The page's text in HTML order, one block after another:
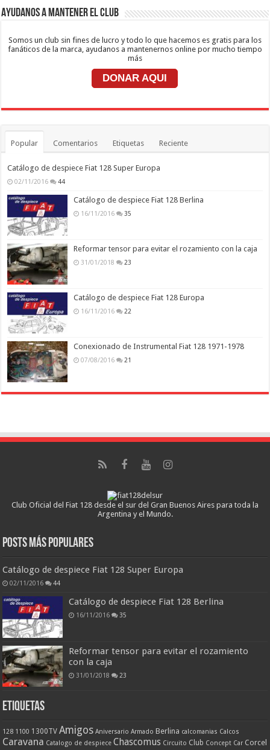
Ayudanos a mantener el club
Somos un club sin fines de lucro y todo lo que hacemos es gratis para los
fanáticos de la marca, ayudanos a mantenernos online por mucho tiempo
más
DONAR AQUI
Popular Comentarios Etiquetas Reciente
Catálogo de despiece Fiat 128 Super Europa
02/11/2016 44
Catálogo de despiece Fiat 128 Berlina
16/11/2016 35
Reformar tensor para evitar el rozamiento con la caja
31/01/2018 23
Catálogo de despiece Fiat 128 Europa
16/11/2016 22
Conexionado de Instrumental Fiat 128 1971-1978
07/08/2016 21
Club Oficial del Fiat 128 desde el sur del Gran Buenos Aires para toda la
Argentina y el Mundo.
Posts más populares
Catálogo de despiece Fiat 128 Super Europa
02/11/2016 44
Catálogo de despiece Fiat 128 Berlina
16/11/2016 35
Reformar tensor para evitar el rozamiento
con la caja
31/01/2018 23
ETIQUETAS
128 1100 1300TV Amigos Aniversario Armado Berlina calcomanias Calcos
Caravana Catalogo de despiece Chascomus Circuito Club Concept Car Corcel